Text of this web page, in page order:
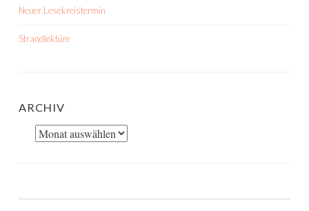
Neuer Lesekreistermin
Strandlektüre
ARCHIV
Archiv